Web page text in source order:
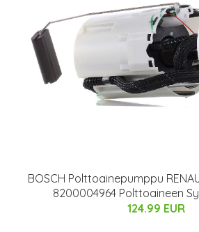
BOSCH Polttoainepumppu
8200004964 Polttoaineen
124.99 EUR